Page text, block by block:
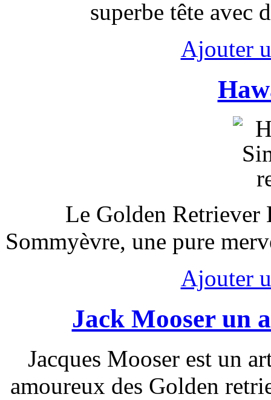
superbe tête avec
Ajouter
Le Golden
Sommyèvre, une pure
Ajouter
Jack Mooser un
Jacques Mooser est un
amoureux des Golden